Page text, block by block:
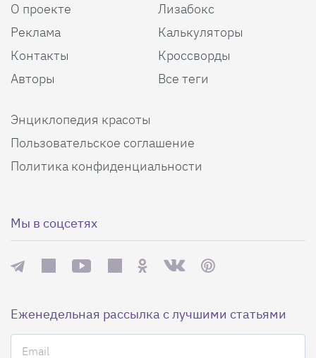
О проекте
Реклама
Контакты
Авторы
Лизабокс
Калькуляторы
Кроссворды
Все теги
Энциклопедия красоты
Пользовательское соглашение
Политика конфиденциальности
Мы в соцсетях
Еженедельная рассылка с лучшими статьями